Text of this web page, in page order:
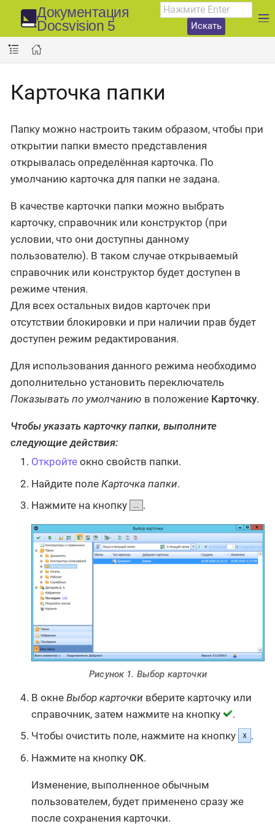
Документация
Docsvision 5
Искать
Карточка папки
Папку можно настроить таким образом, чтобы при
открытии папки вместо представления
открывалась определённая карточка. По
умолчанию карточка для папки не задана.
В качестве карточки папки можно выбрать
карточку, справочник или конструктор (при
условии, что они доступны данному
пользователю). В таком случае открываемый
справочник или конструктор будет доступен в
режиме чтения.
Для всех остальных видов карточек при
отсутствии блокировки и при наличии прав будет
доступен режим редактирования.
Для использования данного режима необходимо
дополнительно установить переключатель
Показывать по умолчанию в положение Карточку.
Чтобы указать карточку папки, выполните
следующие действия:
Откройте окно свойств папки.
Найдите поле Карточка папки.
Нажмите на кнопку
.
Рисунок 1. Выбор карточки
В окне Выбор карточки вберите карточку или
справочник, затем нажмите на кнопку
.
Чтобы очистить поле, нажмите на кнопку
.
Нажмите на кнопку ОК.
Изменение, выполненное обычным
пользователем, будет применено сразу же
после сохранения карточки.